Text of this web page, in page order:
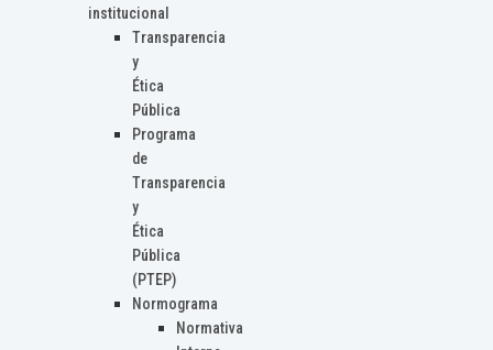
institucional
Transparencia
y
Ética
Pública
Programa
de
Transparencia
y
Ética
Pública
(PTEP)
Normograma
Normativa